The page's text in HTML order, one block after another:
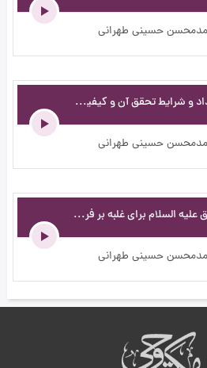
حسینی طهرانی
تبیین مسئلۀ ارتداد و شرایط تحقق آن و کیفیت تعامل مسلمانان با سایر مذاهب - عنوان بصری - احتیاج سلوک به توفیق الهی - ج148
حسینی طهرانی
دستور امام صادق علیه السلام برای غلبه بر فرعونیت نفس - عنوان بصری - حلم وبردباری وروابط اجتماعی - ج226
حسینی طهرانی